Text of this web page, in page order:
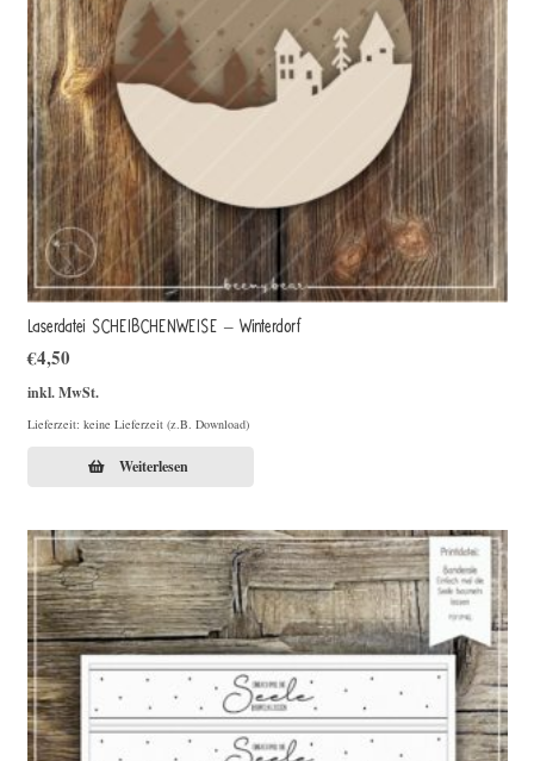
Laserdatei SCHEIBCHENWEISE – Winterdorf
€4,50
inkl. MwSt.
Lieferzeit: keine Lieferzeit (z.B. Download)
Weiterlesen